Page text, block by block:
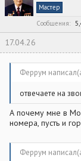
Мастер
Сообщения
17.04.26
Феррум
отвечаете на
А почему мне в
номера, пусть и
Феррум